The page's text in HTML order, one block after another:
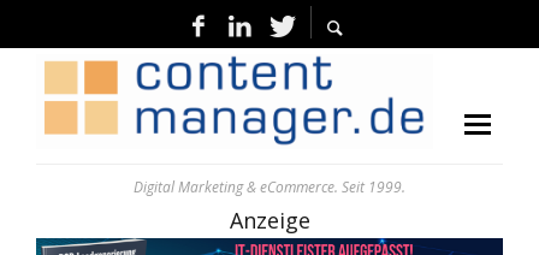
Digital Marketing & eCommerce. Seit 1999.
Anzeige